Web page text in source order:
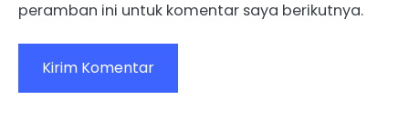
peramban ini untuk komentar saya berikutnya.